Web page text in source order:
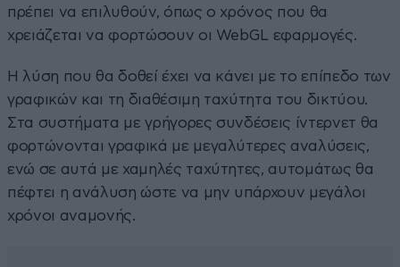
πρέπει να επιλυθούν, όπως ο χρόνος που θα
χρειάζεται να φορτώσουν οι WebGL εφαρμογές.
Η λύση που θα δοθεί έχει να κάνει με το επίπεδο των
γραφικών και τη διαθέσιμη ταχύτητα του δικτύου.
Στα συστήματα με γρήγορες συνδέσεις ίντερνετ θα
φορτώνονται γραφικά με μεγαλύτερες αναλύσεις,
ενώ σε αυτά με χαμηλές ταχύτητες, αυτομάτως θα
πέφτει η ανάλυση ώστε να μην υπάρχουν μεγάλοι
χρόνοι αναμονής.